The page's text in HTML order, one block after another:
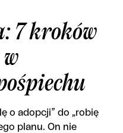
7 kroków
o adopcji” do „robię
planu. On nie